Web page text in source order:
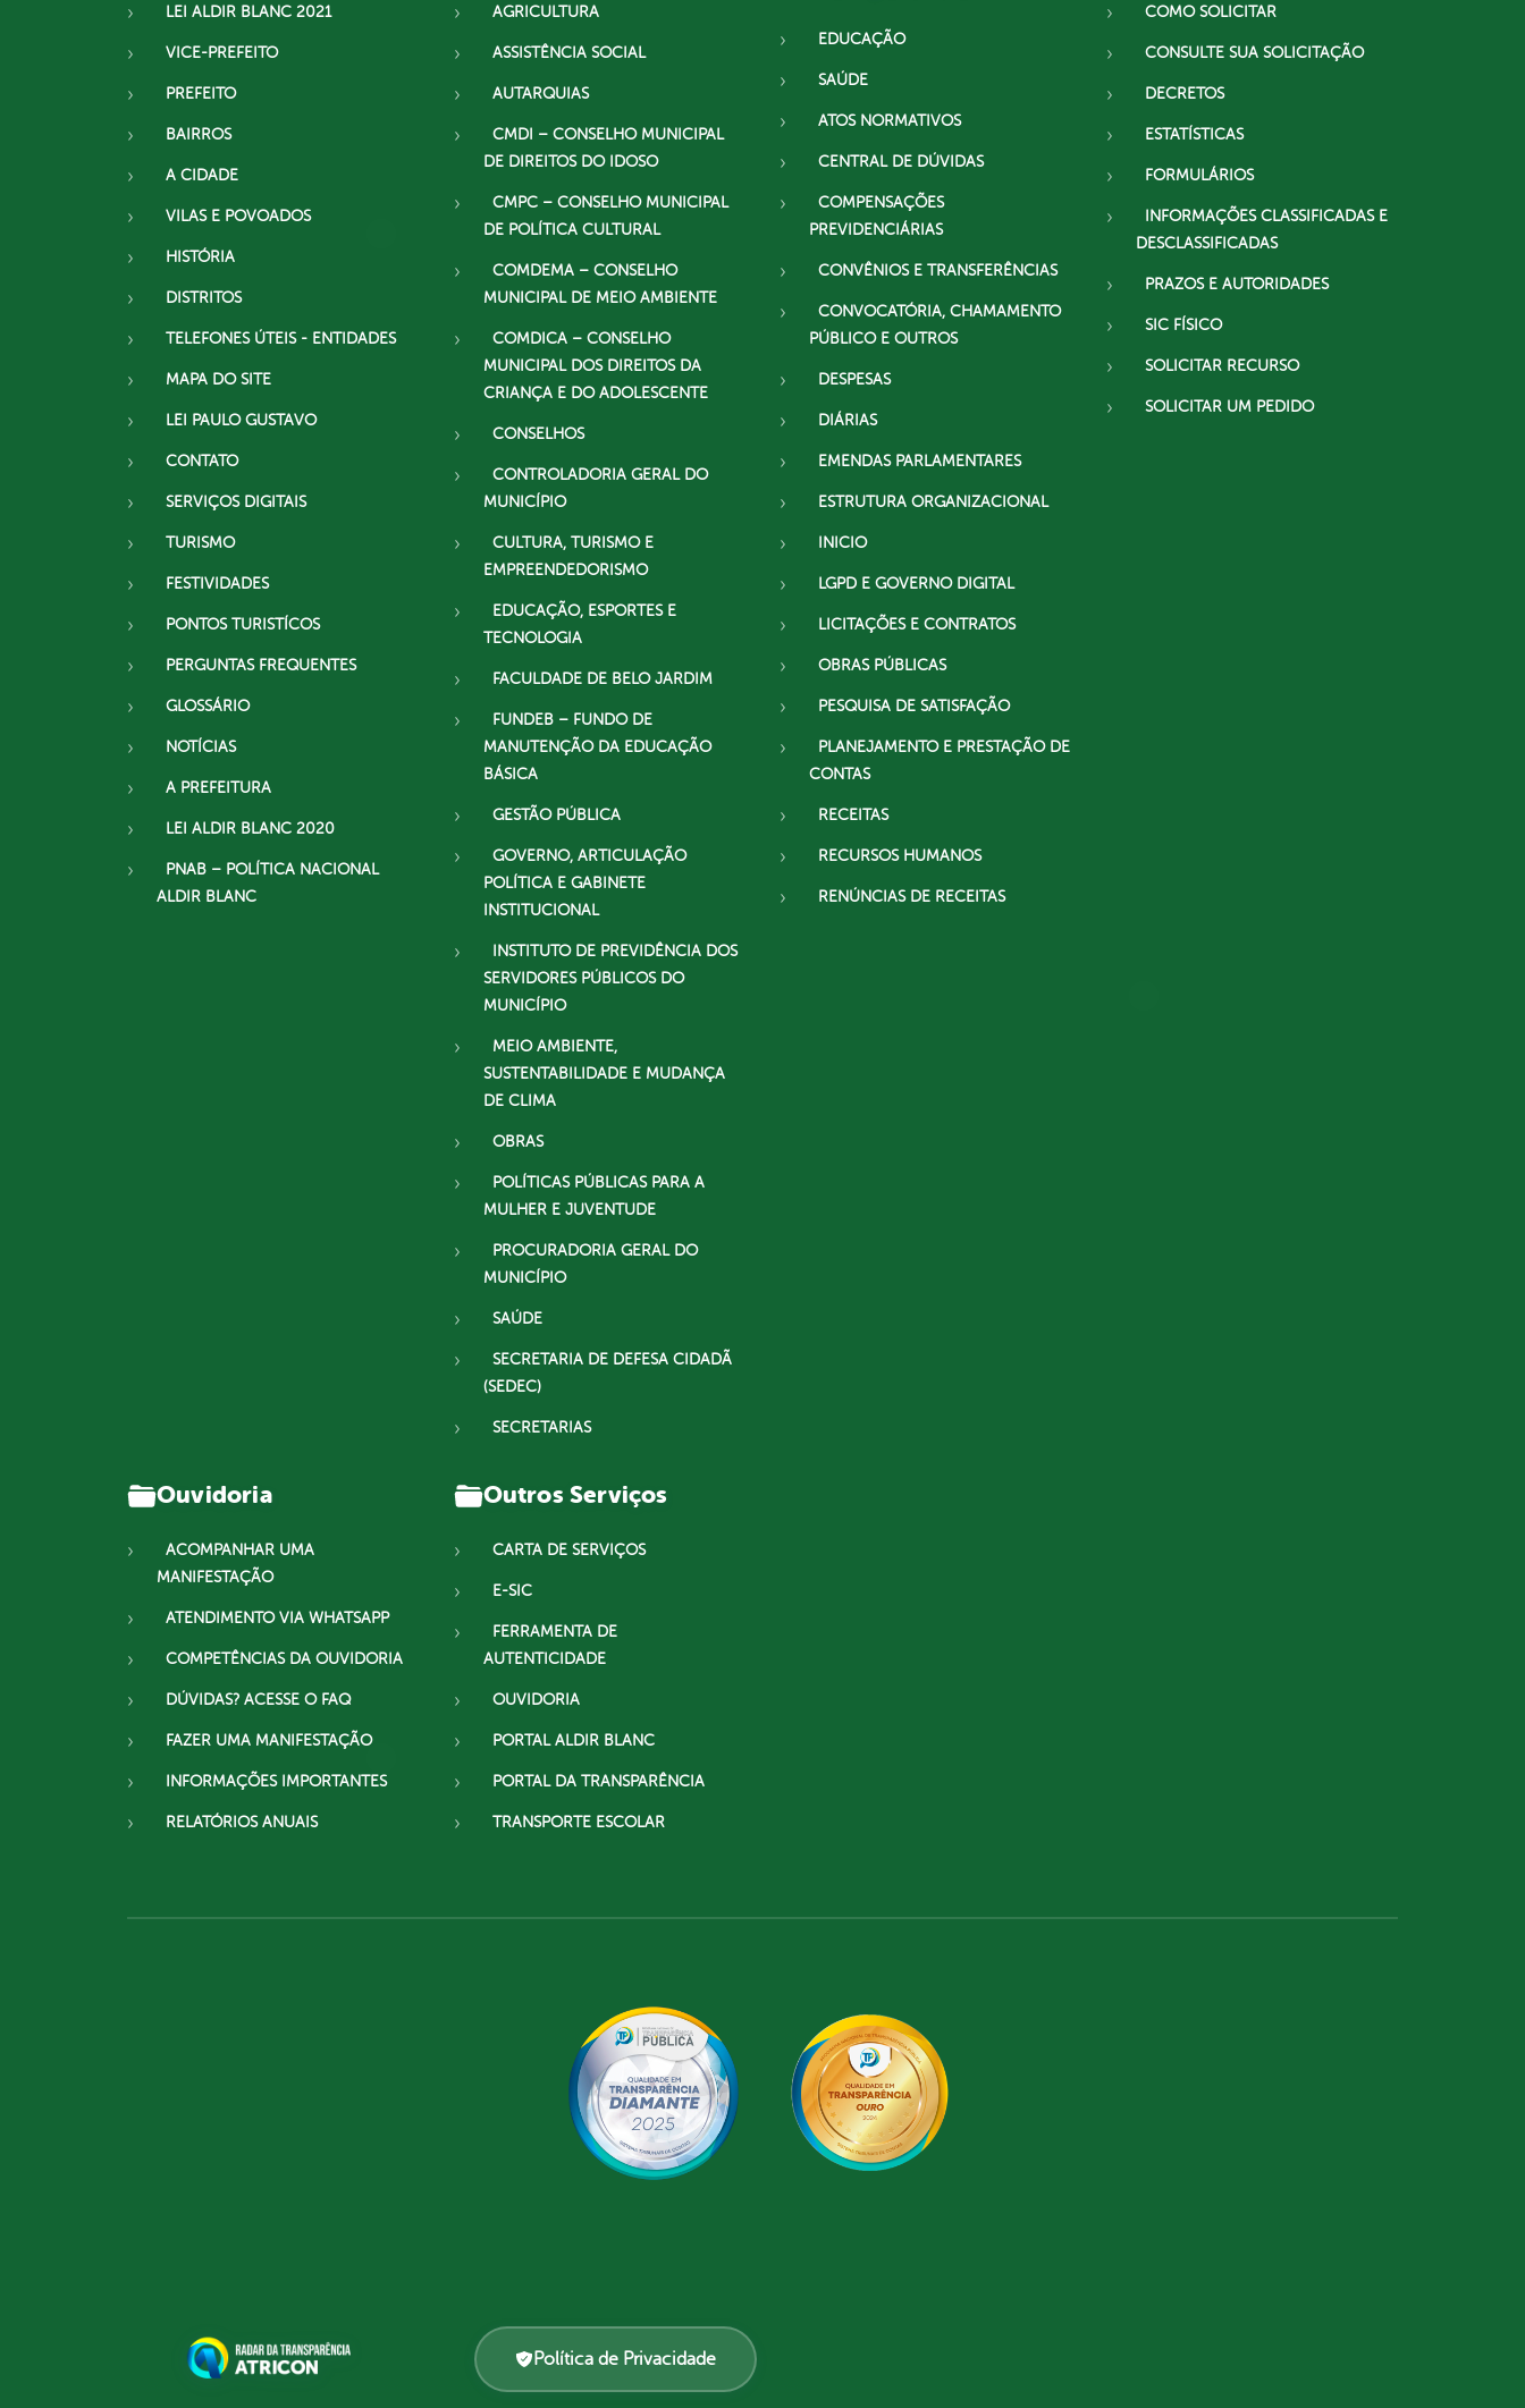
LEI ALDIR BLANC 2021
VICE-PREFEITO
PREFEITO
BAIRROS
A CIDADE
VILAS E POVOADOS
HISTÓRIA
DISTRITOS
TELEFONES ÚTEIS - ENTIDADES
MAPA DO SITE
LEI PAULO GUSTAVO
CONTATO
SERVIÇOS DIGITAIS
TURISMO
FESTIVIDADES
PONTOS TURISTÍCOS
PERGUNTAS FREQUENTES
GLOSSÁRIO
NOTÍCIAS
A PREFEITURA
LEI ALDIR BLANC 2020
PNAB – POLÍTICA NACIONAL
ALDIR BLANC
AGRICULTURA
ASSISTÊNCIA SOCIAL
AUTARQUIAS
CMDI – CONSELHO MUNICIPAL
DE DIREITOS DO IDOSO
CMPC – CONSELHO MUNICIPAL
DE POLÍTICA CULTURAL
COMDEMA – CONSELHO
MUNICIPAL DE MEIO AMBIENTE
COMDICA – CONSELHO
MUNICIPAL DOS DIREITOS DA
CRIANÇA E DO ADOLESCENTE
CONSELHOS
CONTROLADORIA GERAL DO
MUNICÍPIO
CULTURA, TURISMO E
EMPREENDEDORISMO
EDUCAÇÃO, ESPORTES E
TECNOLOGIA
FACULDADE DE BELO JARDIM
FUNDEB – FUNDO DE
MANUTENÇÃO DA EDUCAÇÃO
BÁSICA
GESTÃO PÚBLICA
GOVERNO, ARTICULAÇÃO
POLÍTICA E GABINETE
INSTITUCIONAL
INSTITUTO DE PREVIDÊNCIA DOS
SERVIDORES PÚBLICOS DO
MUNICÍPIO
MEIO AMBIENTE,
SUSTENTABILIDADE E MUDANÇA
DE CLIMA
OBRAS
POLÍTICAS PÚBLICAS PARA A
MULHER E JUVENTUDE
PROCURADORIA GERAL DO
MUNICÍPIO
SAÚDE
SECRETARIA DE DEFESA CIDADÃ
(SEDEC)
SECRETARIAS
EDUCAÇÃO
SAÚDE
ATOS NORMATIVOS
CENTRAL DE DÚVIDAS
COMPENSAÇÕES
PREVIDENCIÁRIAS
CONVÊNIOS E TRANSFERÊNCIAS
CONVOCATÓRIA, CHAMAMENTO
PÚBLICO E OUTROS
DESPESAS
DIÁRIAS
EMENDAS PARLAMENTARES
ESTRUTURA ORGANIZACIONAL
INICIO
LGPD E GOVERNO DIGITAL
LICITAÇÕES E CONTRATOS
OBRAS PÚBLICAS
PESQUISA DE SATISFAÇÃO
PLANEJAMENTO E PRESTAÇÃO DE
CONTAS
RECEITAS
RECURSOS HUMANOS
RENÚNCIAS DE RECEITAS
COMO SOLICITAR
CONSULTE SUA SOLICITAÇÃO
DECRETOS
ESTATÍSTICAS
FORMULÁRIOS
INFORMAÇÕES CLASSIFICADAS E
DESCLASSIFICADAS
PRAZOS E AUTORIDADES
SIC FÍSICO
SOLICITAR RECURSO
SOLICITAR UM PEDIDO
Ouvidoria
ACOMPANHAR UMA
MANIFESTAÇÃO
ATENDIMENTO VIA WHATSAPP
COMPETÊNCIAS DA OUVIDORIA
DÚVIDAS? ACESSE O FAQ
FAZER UMA MANIFESTAÇÃO
INFORMAÇÕES IMPORTANTES
RELATÓRIOS ANUAIS
Outros Serviços
CARTA DE SERVIÇOS
E-SIC
FERRAMENTA DE
AUTENTICIDADE
OUVIDORIA
PORTAL ALDIR BLANC
PORTAL DA TRANSPARÊNCIA
TRANSPORTE ESCOLAR
Política de Privacidade